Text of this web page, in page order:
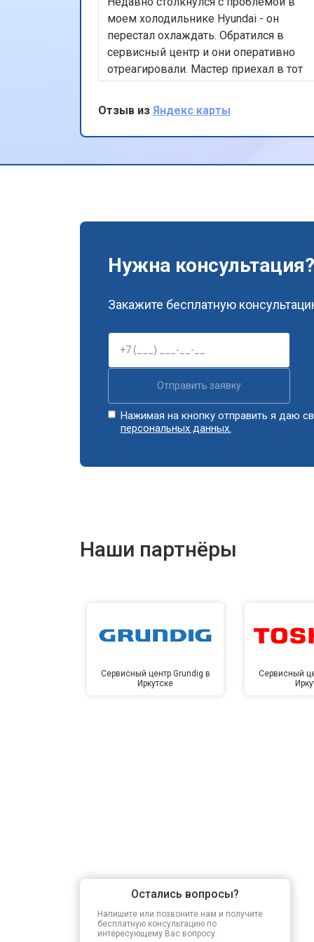
моем холодильнике Hyundai - он
перестал охлаждать. Обратился в
сервисный центр и они оперативно
отреагировали. Мастер приехал в тот
же день, быстро нашел и устранил
неисправность. Холодильник теперь
работает как новый. Ценю их
профессионализм и скорость работы.
Отзыв из Яндекс карты
Нужна консультация?
Закажите бесплатную
Отправить заявку
Нажимая на кнопку отправить я даю
персональных данных.
Наши партнёры
Сервисный центр Grundig в
Иркутске
Сервисный
Остались вопросы?
Напишите или позвоните нам и получите
бесплатную консультацию по
интересующему Вас вопросу.